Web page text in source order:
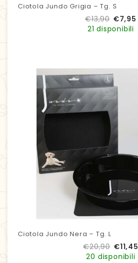
Ciotola Jundo Grigia – Tg. S
€13,90 €7,95
21 disponibili
Ciotola Jundo Nera – Tg. L
€20,90 €11,45
20 disponibili